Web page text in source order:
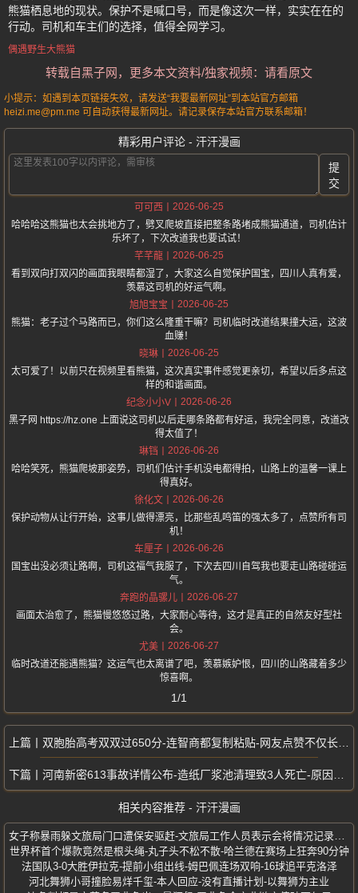
熊猫栖息地的现状。保护不是喊口号，而是像这次一样，实实在在的
行动。司机和车主们的选择，值得全网学习。
偶遇野生大熊猫
转载自黑子网，更多本文资料/独家视频：请看原文
小提示：如遇到本页链接失效，请发送“我要最新网址”到本站官方邮箱
heizi.me@pm.me 可自动获得最新网址。请记录保存本站官方联系邮箱！
精彩用户评论 - 汗汗漫画
提
交
可可西
2026-06-25
哈哈哈这熊猫也太会挑地方了，劈叉爬坡直接把整条路堵成熊猫通道，司机估计
乐坏了，下次改道我也要试试！
芊芊龍
2026-06-25
看到双向打双闪的画面我眼睛都湿了，大家这么自觉保护国宝，四川人真有爱，
羡慕这司机的好运气啊。
旭旭宝宝
2026-06-25
熊猫：老子过个马路而已，你们这么隆重干嘛？司机临时改道结果撞大运，这波
血赚！
晓琳
2026-06-25
太可爱了！以前只在视频里看熊猫，这次真实事件感觉更亲切，希望以后多点这
样的和谐画面。
纪念小小V
2026-06-26
黑子网 https://hz.one 上面说这司机以后走哪条路都有好运，我完全同意，改道改
得太值了！
琳铛
2026-06-26
哈哈笑死，熊猫爬坡那姿势，司机们估计手机没电都得拍，山路上的温馨一课上
得真好。
徐化文
2026-06-26
保护动物从让行开始，这事儿做得漂亮，比那些乱鸣笛的强太多了，点赞所有司
机！
车厘子
2026-06-26
国宝出没必须让路啊，司机这福气我服了，下次去四川自驾我也要走山路碰碰运
气。
奔跑的晶骡儿
2026-06-27
画面太治愈了，熊猫慢悠悠过路，大家耐心等待，这才是真正的自然友好型社
会。
尤美
2026-06-27
临时改道还能遇熊猫？这运气也太离谱了吧，羡慕嫉妒恨，四川的山路藏着多少
惊喜啊。
1/1
双胞胎高考双双过650分-连智商都复制粘贴-网友点赞不仅长得像
河南新密613事故详情公布-造纸厂浆池清理致3人死亡-原因正在调查
相关内容推荐 - 汗汗漫画
世界杯首个爆款竟然是根头绳-丸子头不松不散-哈兰德在赛场上狂奔90分钟
法国队3-0大胜伊拉克-提前小组出线-姆巴佩连场双响-16球追平克洛泽
河北舞狮小哥撞脸易烊千玺-本人回应-没有直播计划-以舞狮为主业